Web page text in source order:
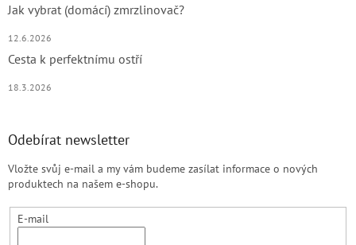
Jak vybrat (domácí) zmrzlinovač?
12.6.2026
Cesta k perfektnímu ostří
18.3.2026
Odebírat newsletter
Vložte svůj e-mail a my vám budeme zasílat informace o nových
produktech na našem e-shopu.
E-mail